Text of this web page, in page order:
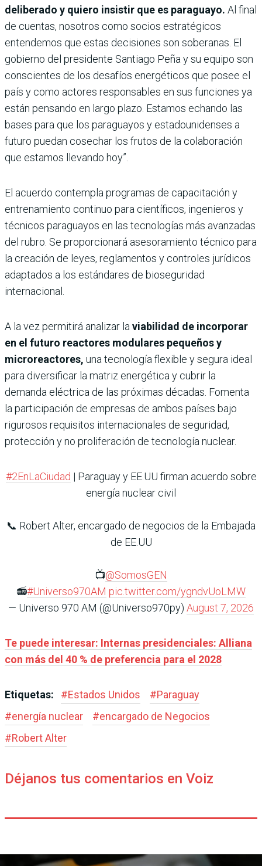
deliberado y quiero insistir que es paraguayo. Al final
de cuentas, nosotros como socios estratégicos
entendemos que estas decisiones son soberanas. El
gobierno del presidente Santiago Peña y su equipo son
conscientes de los desafíos energéticos que posee el
país y como actores responsables en sus funciones ya
están pensando en largo plazo. Estamos echando las
bases para que los paraguayos y estadounidenses a
futuro puedan cosechar los frutos de la colaboración
que estamos llevando hoy”.
El acuerdo contempla programas de capacitación y
entrenamiento continuo para científicos, ingenieros y
técnicos paraguayos en las tecnologías más avanzadas
del rubro. Se proporcionará asesoramiento técnico para
la creación de leyes, reglamentos y controles jurídicos
adaptados a los estándares de bioseguridad
internacional.
A la vez permitirá analizar la viabilidad de incorporar
en el futuro reactores modulares pequeños y
microreactores, una tecnología flexible y segura ideal
para diversificar la matriz energética y cubrir la
demanda eléctrica de las próximas décadas. Fomenta
la participación de empresas de ambos países bajo
rigurosos requisitos internacionales de seguridad,
protección y no proliferación de tecnología nuclear.
#2EnLaCiudad | Paraguay y EE.UU firman acuerdo sobre
energía nuclear civil
📞 Robert Alter, encargado de negocios de la Embajada
de EE.UU
📺@SomosGEN
📻#Universo970AM pic.twitter.com/ygndvUoLMW
— Universo 970 AM (@Universo970py) August 7, 2026
Te puede interesar: Internas presidenciales: Alliana
con más del 40 % de preferencia para el 2028
Etiquetas: #Estados Unidos #Paraguay
#energía nuclear #encargado de Negocios
#Robert Alter
Déjanos tus comentarios en Voiz